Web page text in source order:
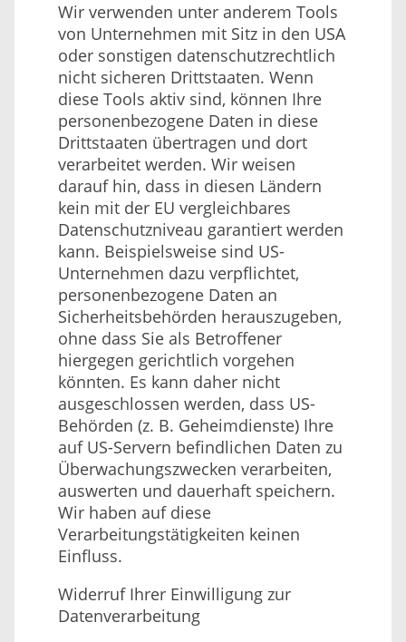
Wir verwenden unter anderem Tools
von Unternehmen mit Sitz in den USA
oder sonstigen datenschutzrechtlich
nicht sicheren Drittstaaten. Wenn
diese Tools aktiv sind, können Ihre
personenbezogene Daten in diese
Drittstaaten übertragen und dort
verarbeitet werden. Wir weisen
darauf hin, dass in diesen Ländern
kein mit der EU vergleichbares
Datenschutzniveau garantiert werden
kann. Beispielsweise sind US-
Unternehmen dazu verpflichtet,
personenbezogene Daten an
Sicherheitsbehörden herauszugeben,
ohne dass Sie als Betroffener
hiergegen gerichtlich vorgehen
könnten. Es kann daher nicht
ausgeschlossen werden, dass US-
Behörden (z. B. Geheimdienste) Ihre
auf US-Servern befindlichen Daten zu
Überwachungszwecken verarbeiten,
auswerten und dauerhaft speichern.
Wir haben auf diese
Verarbeitungstätigkeiten keinen
Einfluss.
Widerruf Ihrer Einwilligung zur
Datenverarbeitung